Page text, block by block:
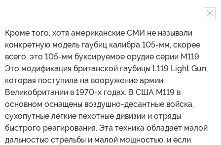
Кроме того, хотя американские СМИ не называли
конкретную модель гаубиц калибра 105-мм, скорее
всего, это 105-мм буксируемое орудие серии М119.
Это модификация британской гаубицы L119 Light Gun,
которая поступила на вооружение армии
Великобритании в 1970-х годах. В США M119 в
основном оснащены воздушно-десантные войска,
сухопутные легкие пехотные дивизии и отряды
быстрого реагирования. Эта техника обладает малой
дальностью стрельбы и малой мощностью, и если